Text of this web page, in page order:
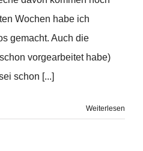
Wochen habe ich
gemacht. Auch die
vorgearbeitet habe)
schon [...]
Weiterlesen